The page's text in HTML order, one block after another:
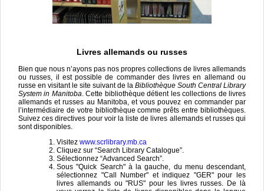
Livres allemands ou russes
Bien que nous n’ayons pas nos propres collections de livres allemands
ou russes, il est possible de commander des livres en allemand ou
russe en visitant le site suivant de la Bibliothèque South Central Library
System in Manitoba. Cette bibliothèque détient les collections de livres
allemands et russes au Manitoba, et vous pouvez en commander par
l’intermédiaire de votre bibliothèque comme prêts entre bibliothèques.
Suivez ces directives pour voir la liste de livres allemands et russes qui
sont disponibles.
Visitez www.scrlibrary.mb.ca
Cliquez sur “Search Library Catalogue”.
Sélectionnez “Advanced Search”.
Sous "Quick Search" à la gauche, du menu descendant,
sélectionnez "Call Number" et indiquez "GER" pour les
livres allemands ou "RUS" pour les livres russes. De là